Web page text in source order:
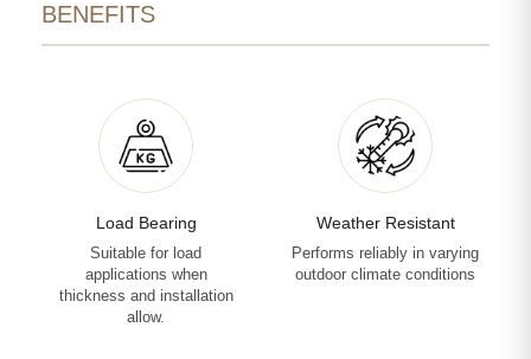
BENEFITS
Load Bearing
Suitable for load
applications when
thickness and installation
allow.
Weather Resistant
Performs reliably in varying
outdoor climate conditions